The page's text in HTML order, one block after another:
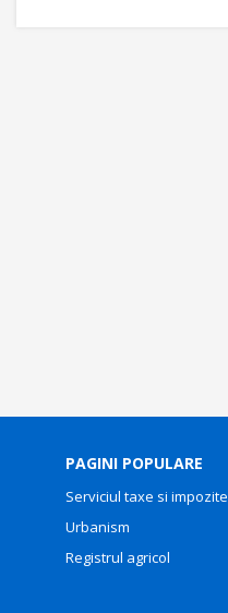
PAGINI POPULARE
Serviciul taxe si impozite
Urbanism
Registrul agricol